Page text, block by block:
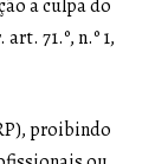
a culpa do
71.º, n.º 1,
proibindo